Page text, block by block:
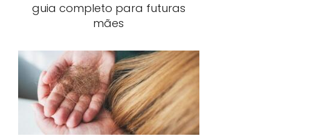
guia completo para futuras
mães